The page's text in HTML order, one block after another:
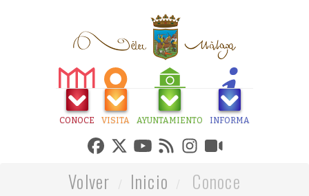
CONOCE VISITA AYUNTAMIENTO INFORMA
Volver Inicio
Conoce